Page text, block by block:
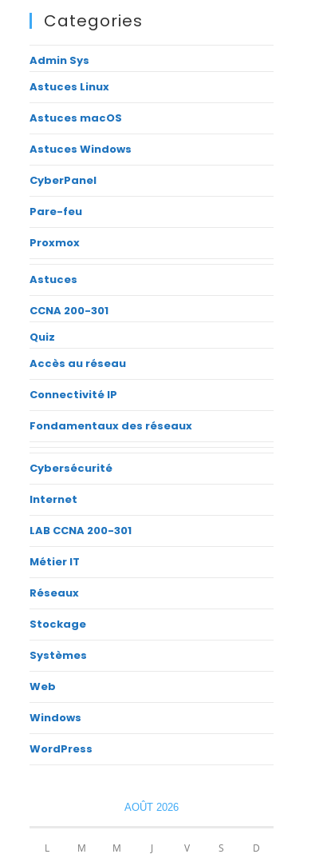
Categories
Admin Sys
Astuces Linux
Astuces macOS
Astuces Windows
CyberPanel
Pare-feu
Proxmox
Astuces
CCNA 200-301
Quiz
Accès au réseau
Connectivité IP
Fondamentaux des réseaux
Cybersécurité
Internet
LAB CCNA 200-301
Métier IT
Réseaux
Stockage
Systèmes
Web
Windows
WordPress
AOÛT 2026
L M M J V S D